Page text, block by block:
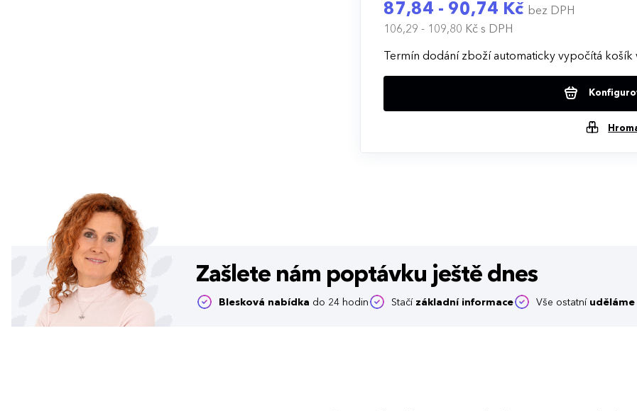
87,84 - 90,74 Kč bez DPH
106,29 - 109,80 Kčs DPH
Termín dodání zboží automaticky vypočítá
Zašlete nám poptávku ještě dnes
Blesková nabídka do 24 hodin Stačí základní informace Vše ostatní uděláme